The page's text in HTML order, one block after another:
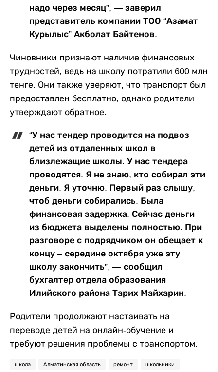
надо через месяц”, — заверил
представитель компании ТОО “Азамат
Курылыс” Акболат Байтенов.
Чиновники признают наличие финансовых
трудностей, ведь на школу потратили 600 млн
тенге. Они также уверяют, что транспорт был
предоставлен бесплатно, однако родители
утверждают обратное.
“У нас тендер проводится на подвоз
детей из отдаленных школ в
близлежащие школы. У нас тендера
проводятся. Я не знаю, кто собирал эти
деньги. Я уточню. Первый раз слышу,
чтоб деньги собирались. Была
финансовая задержка. Сейчас деньги
из бюджета выделены полностью. При
разговоре с подрядчиком он обещает к
концу – середине октября уже эту
школу закончить”, — сообщил
бухгалтер отдела образования
Илийского района Тарих Майхарин.
Родители продолжают настаивать на
переводе детей на онлайн-обучение и
требуют решения проблемы с транспортом.
школа Алматинская область ремонт школьники